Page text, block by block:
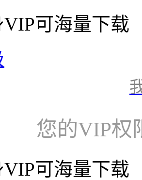
可海量下载
您的VIP权
可海量下载